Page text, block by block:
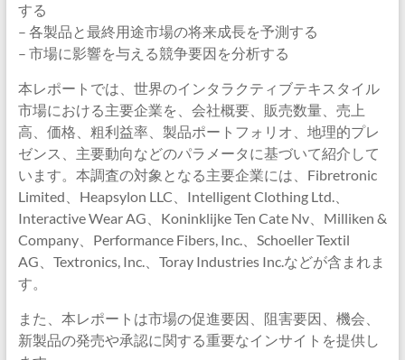
する
– 各製品と最終用途市場の将来成長を予測する
– 市場に影響を与える競争要因を分析する
本レポートでは、世界のインタラクティブテキスタイル
市場における主要企業を、会社概要、販売数量、売上
高、価格、粗利益率、製品ポートフォリオ、地理的プレ
ゼンス、主要動向などのパラメータに基づいて紹介して
います。本調査の対象となる主要企業には、Fibretronic
Limited、Heapsylon LLC、Intelligent Clothing Ltd.、
Interactive Wear AG、Koninklijke Ten Cate Nv、Milliken &
Company、Performance Fibers, Inc.、Schoeller Textil
AG、Textronics, Inc.、Toray Industries Inc.などが含まれま
す。
また、本レポートは市場の促進要因、阻害要因、機会、
新製品の発売や承認に関する重要なインサイトを提供し